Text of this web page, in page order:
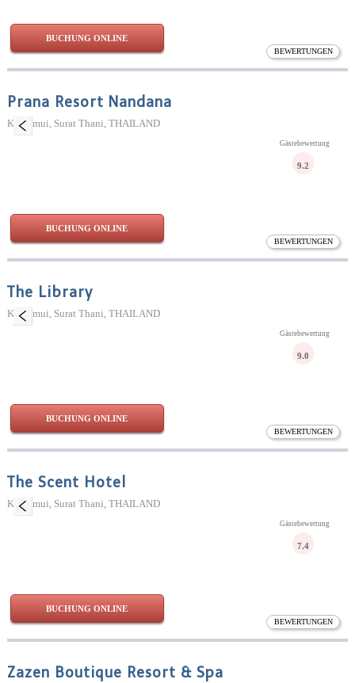
BEWERTUNGEN
BUCHUNG ONLINE
Prana Resort Nandana
Ko Samui, Surat Thani, THAILAND
BEWERTUNGEN
Gästebewertung
9.2
BUCHUNG ONLINE
The Library
Ko Samui, Surat Thani, THAILAND
BEWERTUNGEN
Gästebewertung
9.0
BUCHUNG ONLINE
The Scent Hotel
Ko Samui, Surat Thani, THAILAND
BEWERTUNGEN
Gästebewertung
7.4
BUCHUNG ONLINE
Zazen Boutique Resort & Spa